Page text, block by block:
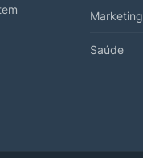
Marketing
Saúde